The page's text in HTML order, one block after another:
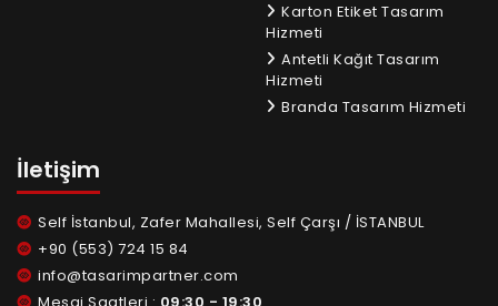
Karton Etiket Tasarım
Hizmeti
Antetli Kağıt Tasarım
Hizmeti
Branda Tasarım Hizmeti
İletişim
Self İstanbul, Zafer Mahallesi, Self Çarşı / İSTANBUL
+90 (553) 724 15 84
info@tasarimpartner.com